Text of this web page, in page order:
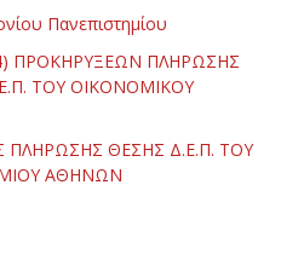
Πανεπιστημίου
ΠΡΟΚΗΡΥΞΕΩΝ ΠΛΗΡΩΣΗΣ
ΤΟΥ ΟΙΚΟΝΟΜΙΚΟΥ
ΘΕΣΗΣ Δ.Ε.Π. ΤΟΥ
ΑΘΗΝΩΝ